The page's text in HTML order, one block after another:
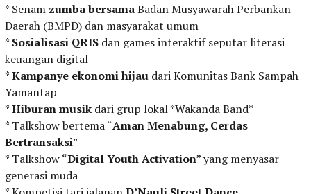
* Senam zumba bersamaBadan Musyawarah Perbankan
Daerah (BMPD) dan masyarakat umum
* Sosialisasi QRIS dan games interaktif seputar literasi
keuangan digital
*Kampanye ekonomi hijau dari Komunitas Bank Sampah
Yamantap
*Hiburan musik dari grup lokal *Wakanda Band*
* Talkshow bertema “Aman Menabung, Cerdas
Bertransaksi”
* Talkshow “Digital Youth Activation” yang menyasar
generasi muda